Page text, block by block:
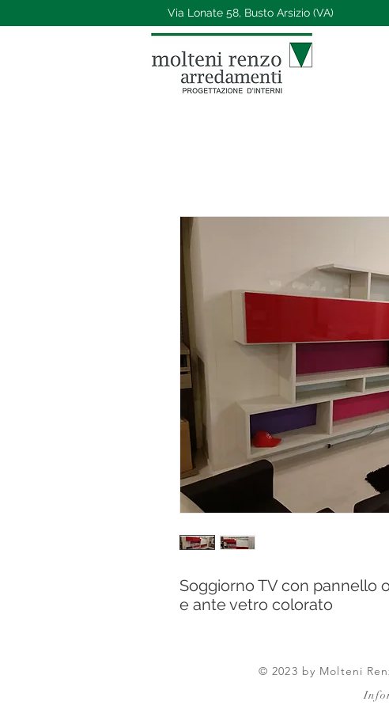
Via Lonate 58, Busto Arsizio (VA)
Soggiorno TV con pannello
e ante vetro colorato
© 2023 by Molteni